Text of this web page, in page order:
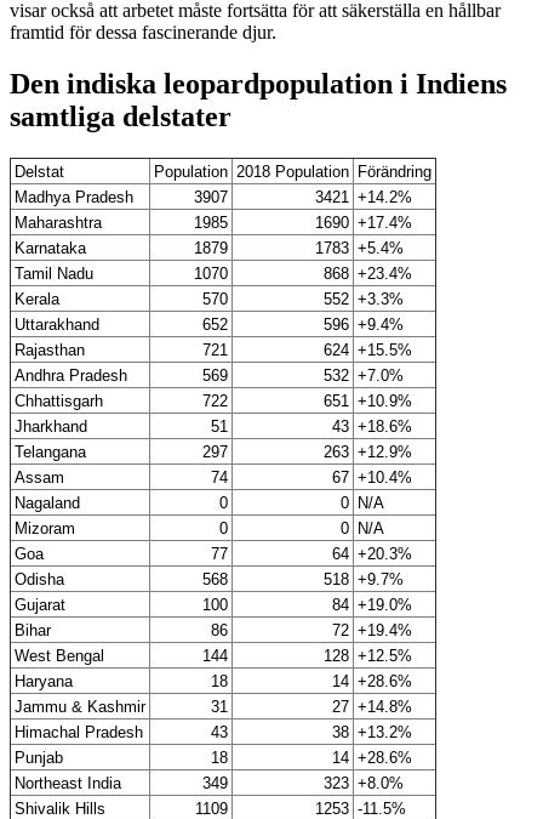
visar också att arbetet måste fortsätta för att säkerställa en hållbar
framtid för dessa fascinerande djur.
Den indiska leopardpopulation i Indiens
samtliga delstater
Delstat Population 2018 Population Förändring
Madhya Pradesh
3907 3421 +14.2%
Maharashtra
1985 1690 +17.4%
Karnataka
1879 1783 +5.4%
Tamil Nadu
1070 868 +23.4%
Kerala
570 552 +3.3%
Uttarakhand
652 596 +9.4%
Rajasthan
721 624 +15.5%
Andhra Pradesh
569 532 +7.0%
Chhattisgarh
722 651 +10.9%
Jharkhand
51 43 +18.6%
Telangana
297 263 +12.9%
Assam
74 67 +10.4%
Nagaland
0 0 N/A
Mizoram
0 0 N/A
Goa
77 64 +20.3%
Odisha
568 518 +9.7%
Gujarat
100 84 +19.0%
Bihar
86 72 +19.4%
West Bengal
144 128 +12.5%
Haryana
18 14 +28.6%
Jammu & Kashmir
31 27 +14.8%
Himachal Pradesh
43 38 +13.2%
Punjab
18 14 +28.6%
Northeast India
349 323 +8.0%
Shivalik Hills
1109 1253 -11.5%